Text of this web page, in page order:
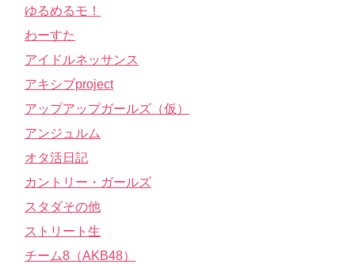
ゆるめるモ！
わーすた
アイドルネッサンス
アキシブproject
アップアップガールズ（仮）
アンジュルム
オタ活日記
カントリー・ガールズ
スタダその他
ストリート生
チーム8（AKB48）